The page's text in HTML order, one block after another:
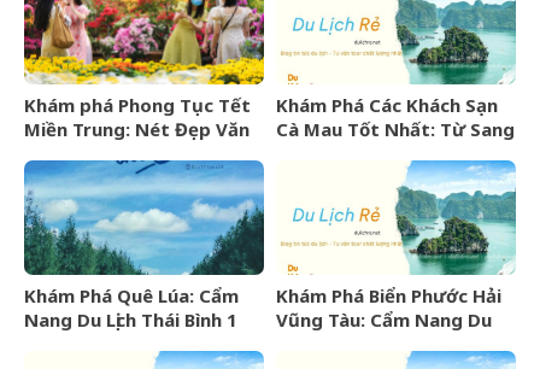
Khám phá Phong Tục Tết
Miền Trung: Nét Đẹp Văn
Khám Phá Các Khách Sạn
Cà Mau Tốt Nhất: Từ Sang
Khám Phá Quê Lúa: Cẩm
Nang Du Lịch Thái Bình 1
Khám Phá Biển Phước Hải
Vũng Tàu: Cẩm Nang Du